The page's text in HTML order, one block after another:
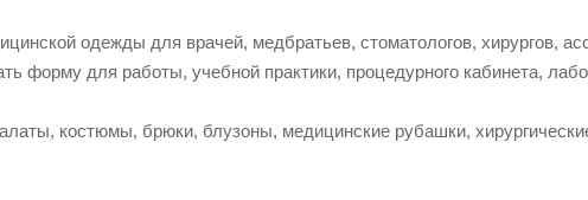
одежды для врачей, медбратьев, стоматологов, хирургов,
форму для работы, учебной практики, процедурного кабинета,
костюмы, брюки, блузоны, медицинские рубашки,